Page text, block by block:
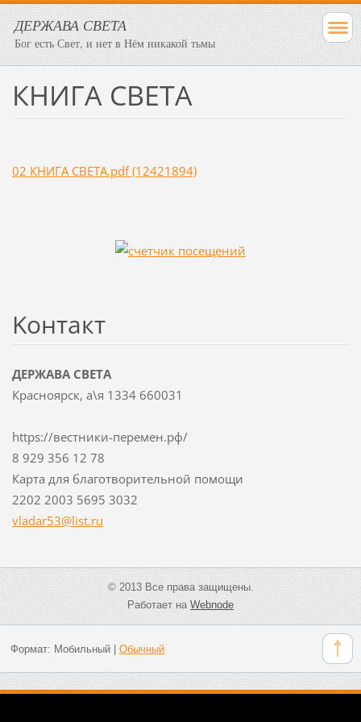
ДЕРЖАВА СВЕТА
Бог есть Свет, и нет в Нём никакой тьмы
КНИГА СВЕТА
02 КНИГА СВЕТА.pdf (12421894)
Koнтакт
ДЕРЖАВА СВЕТА
Красноярск, а\я 1334 660031
https://вестники-перемен.рф/
8 929 356 12 78
Карта для благотворительной помощи
2202 2003 5695 3032
vladar53@list.ru
© 2013 Все права защищены.
Работает наWebnode
Формат: Мобильный| Обычный